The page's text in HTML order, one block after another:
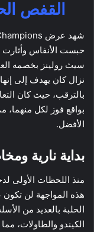
القفص
حبست الأنفاس وأثارت
سيث رولينز بخصمه
نزال كان يهدف إلى
بالترقب، حيث كان
بواقع فوز لكل
الأفضل.
بداية نارية
منذ اللحظات الأولى
هذه المواجهة لن تكون
الحلبة بالعديد من
الكيندو والطاولات،